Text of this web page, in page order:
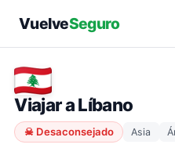
VuelveSeguro
Viajar a Líbano
☠ Desaconsejado Asia